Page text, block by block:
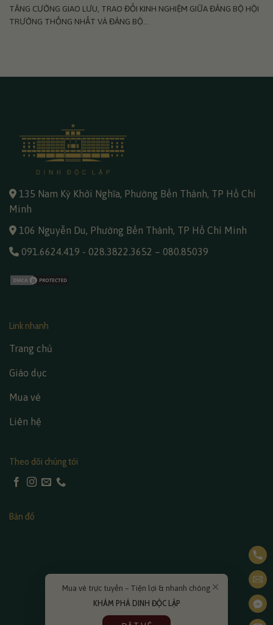
TĂNG CƯỜNG GIAO LƯU, TRAO ĐỔI KINH NGHIỆM GIỮA ĐẢNG BỘ HỘI
TRƯỜNG THỐNG NHẤT VÀ ĐẢNG BỘ...
135 Nam Kỳ Khởi Nghĩa, Phường Bến Thành, TP Hồ Chí
Minh
106 Nguyễn Du, Phường Bến Thành, TP Hồ Chí Minh
091.6624.419 - 028.3822.3652 – 080.85039
Link nhanh
Trang chủ
Giáo dục
Mua vé
Liên hệ
Theo dõi chúng tôi
Bản đồ
Mua vé trực tuyến – Tiện lợi & nhanh chóng
KHÁM PHÁ DINH ĐỘC LẬP